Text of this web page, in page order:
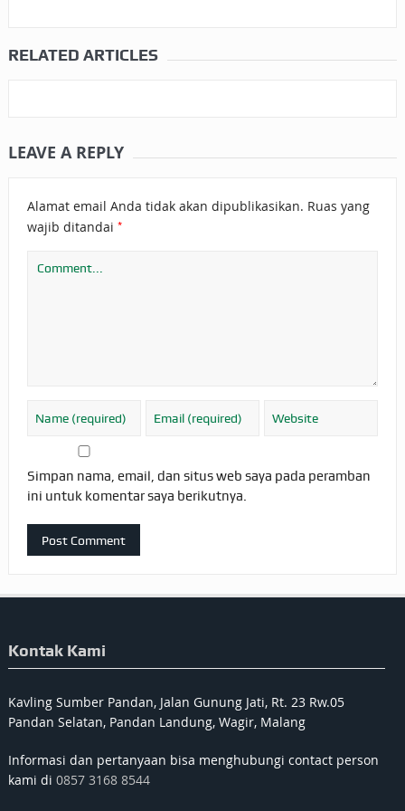
RELATED ARTICLES
LEAVE A REPLY
Alamat email Anda tidak akan dipublikasikan. Ruas yang
wajib ditandai *
Simpan nama, email, dan situs web saya pada peramban
ini untuk komentar saya berikutnya.
Kontak Kami
Kavling Sumber Pandan, Jalan Gunung Jati, Rt. 23 Rw.05
Pandan Selatan, Pandan Landung, Wagir, Malang
Informasi dan pertanyaan bisa menghubungi contact person
kami di 0857 3168 8544